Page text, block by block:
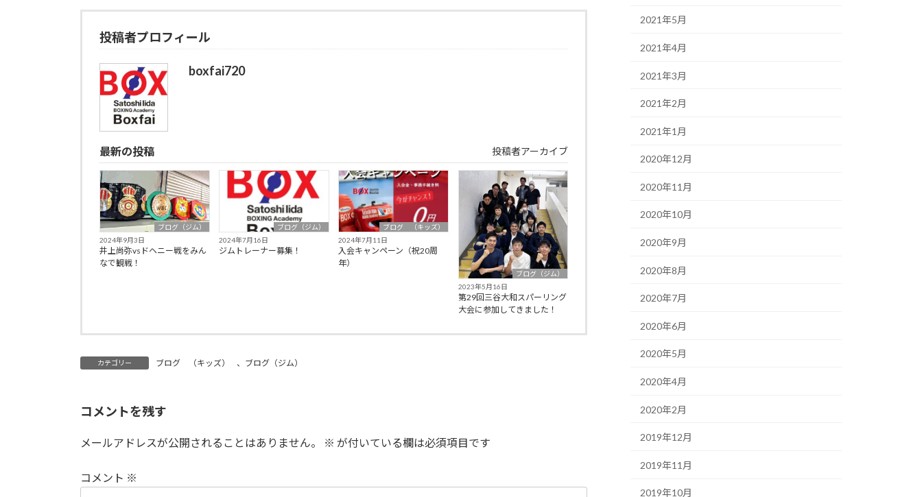
投稿者プロフィール
boxfai720
最新の投稿 投稿者アーカイブ
ブログ（ジム）
2024年9月3日
井上尚弥vsドヘニー戦をみん
なで観戦！
ブログ（ジム）
2024年7月16日
ジムトレーナー募集！
ブログ （キッズ）
2024年7月11日
入会キャンペーン（祝20周
年）
ブログ（ジム）
2023年5月16日
第29回三谷大和スパーリング
大会に参加してきました！
カテゴリー ブログ （キッズ） 、 ブログ（ジム）
コメントを残す
メールアドレスが公開されることはありません。 ※ が付いている欄は必須項目です
コメント ※
2021年5月
2021年4月
2021年3月
2021年2月
2021年1月
2020年12月
2020年11月
2020年10月
2020年9月
2020年8月
2020年7月
2020年6月
2020年5月
2020年4月
2020年2月
2019年12月
2019年11月
2019年10月